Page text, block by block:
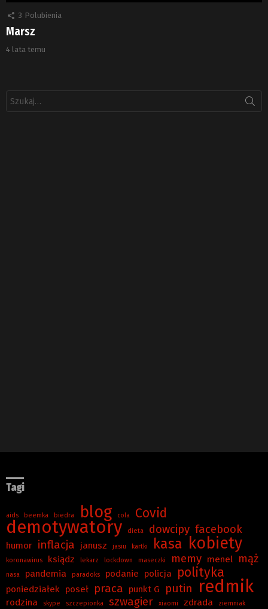
3 Polubienia
Marsz
4 lata temu
Tagi
aids beemka biedra blog cola Covid
demotywatory dieta dowcipy facebook
humor inflacja janusz jasiu kartki kasa kobiety
koronawirus ksiądz lekarz lockdown maseczki memy menel mąż
nasa pandemia paradoks podanie policja polityka
poniedziałek poseł praca punkt G putin redmik
rodzina skype szczepionka szwagier xiaomi zdrada ziemniak